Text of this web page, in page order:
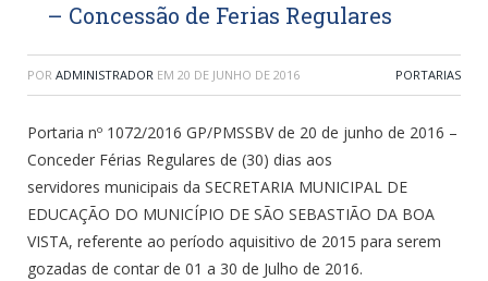
– Concessão de Ferias Regulares
POR ADMINISTRADOR EM 20 DE JUNHO DE 2016 PORTARIAS
Portaria nº 1072/2016 GP/PMSSBV de 20 de junho de 2016 –
Conceder Férias Regulares de (30) dias aos
servidores municipais da SECRETARIA MUNICIPAL DE
EDUCAÇÃO DO MUNICÍPIO DE SÃO SEBASTIÃO DA BOA
VISTA, referente ao período aquisitivo de 2015 para serem
gozadas de contar de 01 a 30 de Julho de 2016.